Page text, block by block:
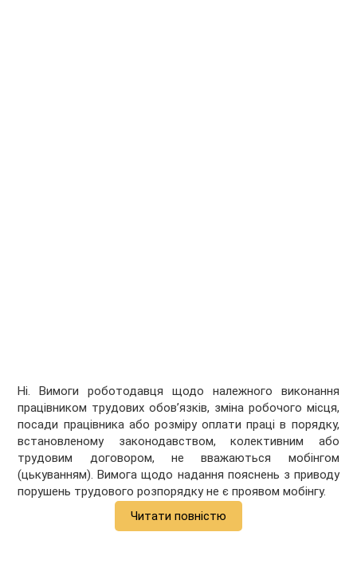
Ні. Вимоги роботодавця щодо належного виконання
працівником трудових обов’язків, зміна робочого місця,
посади працівника або розміру оплати праці в порядку,
встановленому законодавством, колективним або
трудовим договором, не вважаються мобінгом
(цькуванням). Вимога щодо надання пояснень з приводу
порушень трудового розпорядку не є проявом мобінгу.
Читати повністю